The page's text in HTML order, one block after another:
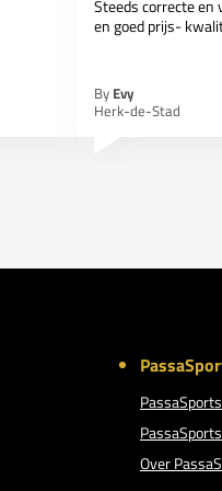
Steeds correcte en
en goed prijs-
By Evy
Herk-de-Stad
Over